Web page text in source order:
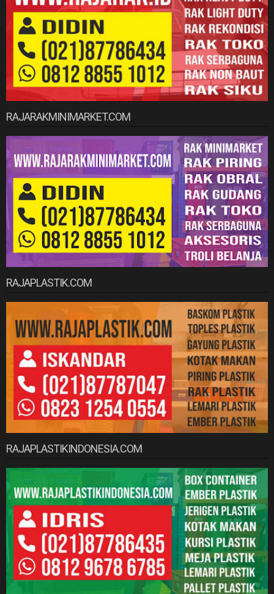
RAJARAKMINIMARKET.COM
RAJAPLASTIK.COM
RAJAPLASTIKINDONESIA.COM